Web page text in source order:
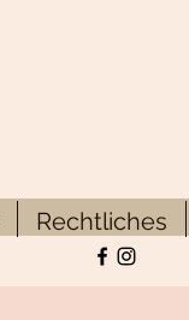
Rechtliches